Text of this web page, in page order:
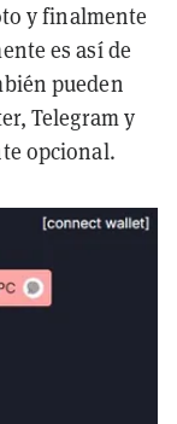
y finalmente
es así de
pueden
Telegram y
opcional.